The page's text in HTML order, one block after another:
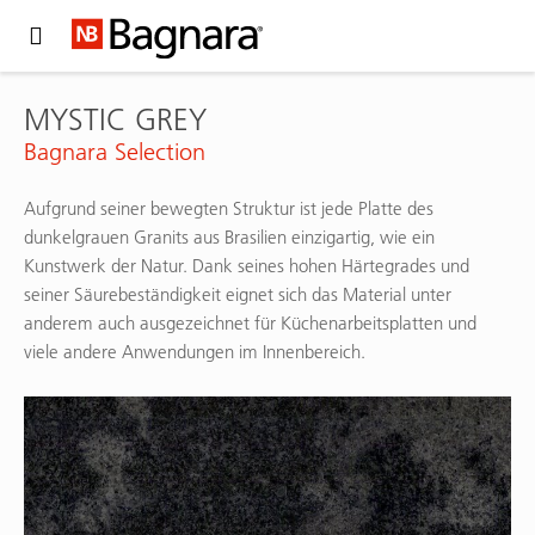
MYSTIC GREY
Bagnara Selection
Aufgrund seiner bewegten Struktur ist jede Platte des
dunkelgrauen Granits aus Brasilien einzigartig, wie ein
Kunstwerk der Natur. Dank seines hohen Härtegrades und
seiner Säurebeständigkeit eignet sich das Material unter
anderem auch ausgezeichnet für Küchenarbeitsplatten und
viele andere Anwendungen im Innenbereich.